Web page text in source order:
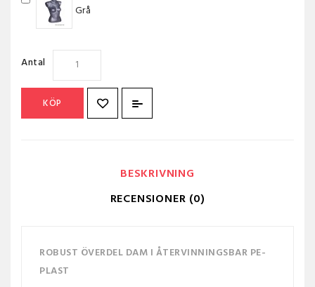
Grå
Antal
KÖP
BESKRIVNING
RECENSIONER (0)
ROBUST ÖVERDEL DAM I ÅTERVINNINGSBAR PE-
PLAST